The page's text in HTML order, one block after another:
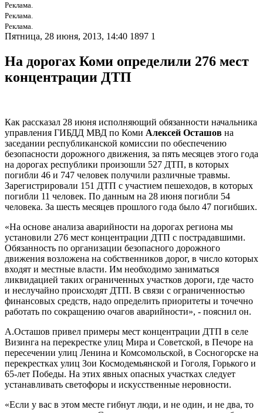
Реклама.
Реклама.
Реклама.
Пятница, 28 июня, 2013, 14:40 1897 1
На дорогах Коми определили 276 мест
концентрации ДТП
Как рассказал 28 июня исполняющий обязанности начальника
управления ГИБДД МВД по Коми Алексей Осташов на
заседании республиканской комиссии по обеспечению
безопасности дорожного движения, за пять месяцев этого года
на дорогах республики произошли 527 ДТП, в которых
погибли 46 и 747 человек получили различные травмы.
Зарегистрировали 151 ДТП с участием пешеходов, в которых
погибли 11 человек. По данным на 28 июня погибли 54
человека. За шесть месяцев прошлого года было 47 погибших.
«На основе анализа аварийности на дорогах региона мы
установили 276 мест концентрации ДТП с пострадавшими.
Обязанность по организации безопасного дорожного
движения возложена на собственников дорог, в число которых
входят и местные власти. Им необходимо заниматься
ликвидацией таких ограниченных участков дороги, где часто
и неслучайно происходят ДТП. В связи с ограниченностью
финансовых средств, надо определить приоритеты и точечно
работать по сокращению очагов аварийности», - пояснил он.
А.Осташов привел примеры мест концентрации ДТП в селе
Визинга на перекрестке улиц Мира и Советской, в Печоре на
пересечении улиц Ленина и Комсомольской, в Сосногорске на
перекрестках улиц Зои Космодемьянской и Гоголя, Горького и
65-лет Победы. На этих явных опасных участках следует
устанавливать светофоры и искусственные неровности.
«Если у вас в этом месте гибнут люди, и не один, и не два, то